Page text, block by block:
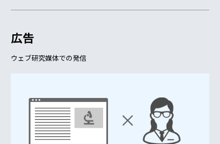
広告
ウェブ研究媒体での発信